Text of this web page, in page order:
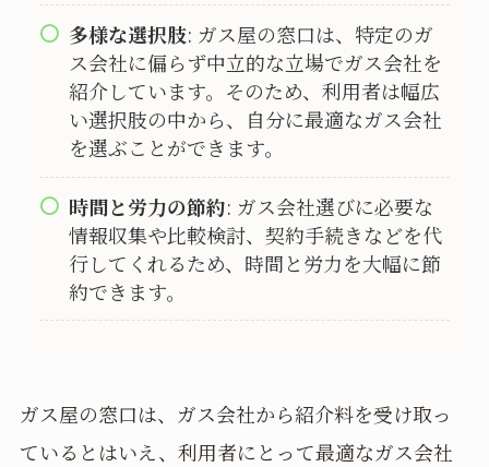
多様な選択肢: ガス屋の窓口は、特定のガ
ス会社に偏らず中立的な立場でガス会社を
紹介しています。そのため、利用者は幅広
い選択肢の中から、自分に最適なガス会社
を選ぶことができます。
時間と労力の節約: ガス会社選びに必要な
情報収集や比較検討、契約手続きなどを代
行してくれるため、時間と労力を大幅に節
約できます。
ガス屋の窓口は、ガス会社から紹介料を受け取っ
ているとはいえ、利用者にとって最適なガス会社